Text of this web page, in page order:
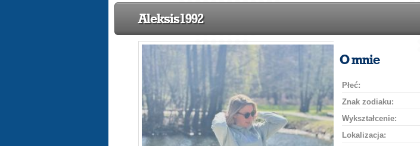
Aleksis1992
O mnie
Płeć:
Znak zodiaku:
Wykształcenie:
Lokalizacja: